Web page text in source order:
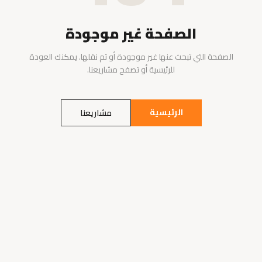
الصفحة غير موجودة
الصفحة التي تبحث عنها غير موجودة أو تم نقلها. يمكنك العودة
للرئيسية أو تصفح مشاريعنا.
الرئيسية مشاريعنا